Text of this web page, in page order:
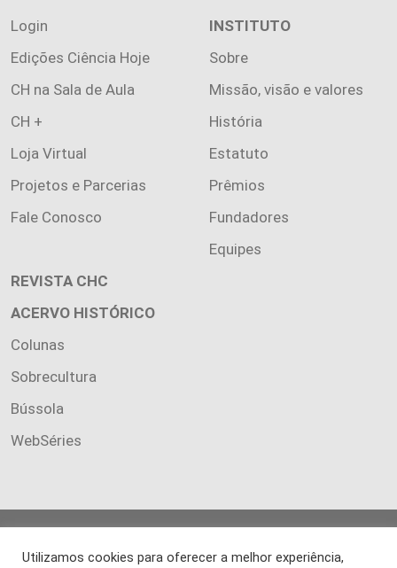
Login
Edições Ciência Hoje
CH na Sala de Aula
CH +
Loja Virtual
Projetos e Parcerias
Fale Conosco
INSTITUTO
Sobre
Missão, visão e valores
História
Estatuto
Prêmios
Fundadores
Equipes
REVISTA CHC
ACERVO HISTÓRICO
Colunas
Sobrecultura
Bússola
WebSéries
reservados.
Utilizamos cookies para oferecer a melhor experiência,